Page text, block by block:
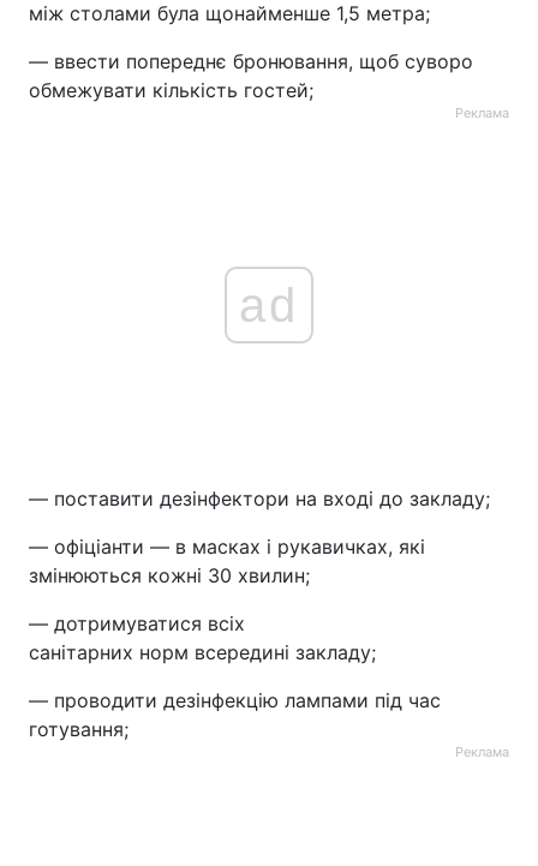
між столами була щонайменше 1,5 метра;
— ввести попереднє бронювання, щоб суворо
обмежувати кількість гостей;
Реклама
ad
— поставити дезінфектори на вході до закладу;
— офіціанти — в масках і рукавичках, які
змінюються кожні 30 хвилин;
— дотримуватися всіх
санітарних норм всередині закладу;
— проводити дезінфекцію лампами під час
готування;
Реклама